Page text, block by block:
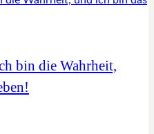
Die
bin die Wahrheit,